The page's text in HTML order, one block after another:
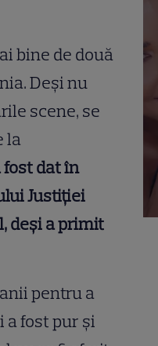
bine de două
Deși nu
scene, se
la
fost dat în
Justiției
deși a primit
pentru a
a fost pur și